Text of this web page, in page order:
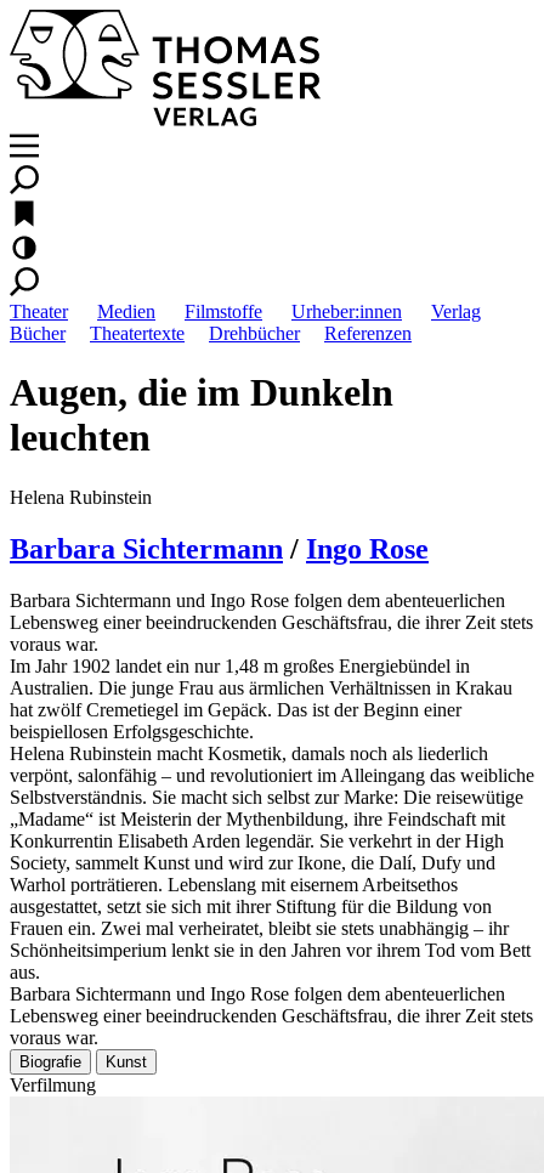
Theater Medien Filmstoffe Urheber:innen
Verlag
Bücher
Theatertexte Drehbücher Referenzen
Augen, die im Dunkeln
leuchten
Helena Rubinstein
Barbara Sichtermann / Ingo Rose
Barbara Sichtermann und Ingo Rose folgen dem abenteuerlichen
Lebensweg einer beeindruckenden Geschäftsfrau, die ihrer Zeit stets
voraus war.
Im Jahr 1902 landet ein nur 1,48 m großes Energiebündel in
Australien. Die junge Frau aus ärmlichen Verhältnissen in Krakau
hat zwölf Cremetiegel im Gepäck. Das ist der Beginn einer
beispiellosen Erfolgsgeschichte.
Helena Rubinstein macht Kosmetik, damals noch als liederlich
verpönt, salonfähig – und revolutioniert im Alleingang das weibliche
Selbstverständnis. Sie macht sich selbst zur Marke: Die reisewütige
„Madame“ ist Meisterin der Mythenbildung, ihre Feindschaft mit
Konkurrentin Elisabeth Arden legendär. Sie verkehrt in der High
Society, sammelt Kunst und wird zur Ikone, die Dalí, Dufy und
Warhol porträtieren. Lebenslang mit eisernem Arbeitsethos
ausgestattet, setzt sie sich mit ihrer Stiftung für die Bildung von
Frauen ein. Zwei mal verheiratet, bleibt sie stets unabhängig – ihr
Schönheitsimperium lenkt sie in den Jahren vor ihrem Tod vom Bett
aus.
Barbara Sichtermann und Ingo Rose folgen dem abenteuerlichen
Lebensweg einer beeindruckenden Geschäftsfrau, die ihrer Zeit stets
voraus war.
Biografie Kunst
Verfilmung